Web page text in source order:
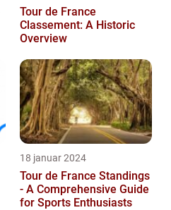
Tour de France
Classement: A Historic
Overview
18 januar 2024
Tour de France Standings
- A Comprehensive Guide
for Sports Enthusiasts